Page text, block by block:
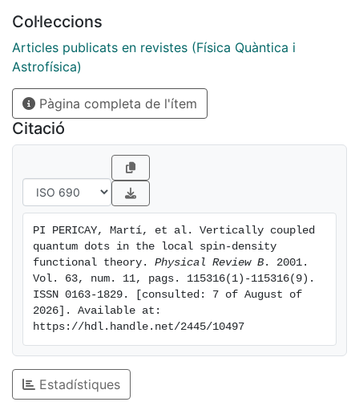
Col·leccions
Articles publicats en revistes (Física Quàntica i
Astrofísica)
Pàgina completa de l'ítem
Citació
PI PERICAY, Martí, et al. Vertically coupled
quantum dots in the local spin-density
functional theory. Physical Review B . 2001.
Vol. 63, num. 11, pags. 115316(1)-115316(9).
ISSN 0163-1829. [consulted: 7 of August of
2026]. Available at:
https://hdl.handle.net/2445/10497
Estadístiques